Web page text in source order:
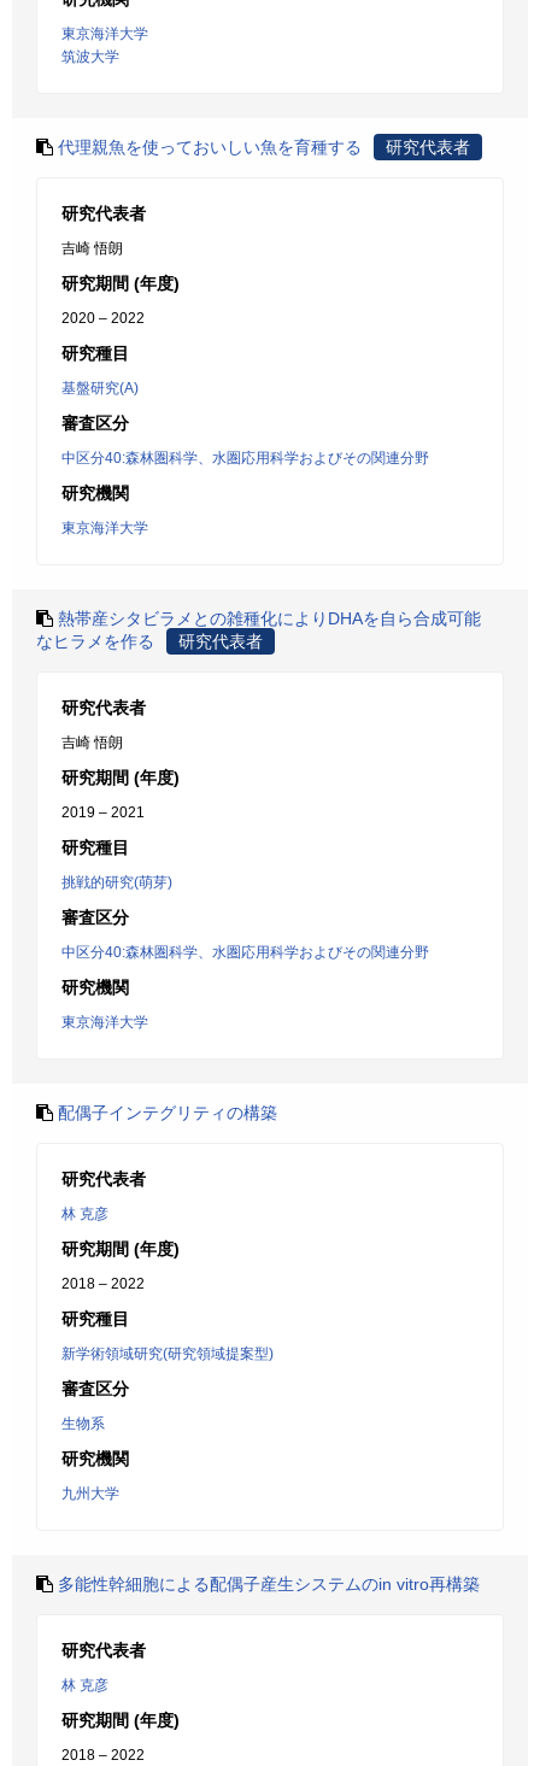
東京海洋大学
筑波大学
代理親魚を使っておいしい魚を育種する 研究代表者
研究代表者
吉崎 悟朗
研究期間 (年度)
2020 – 2022
研究種目
基盤研究(A)
審査区分
中区分40:森林圏科学、水圏応用科学およびその関連分野
研究機関
東京海洋大学
熱帯産シタビラメとの雑種化によりDHAを自ら合成可能
なヒラメを作る
研究代表者
研究代表者
吉崎 悟朗
研究期間 (年度)
2019 – 2021
研究種目
挑戦的研究(萌芽)
審査区分
中区分40:森林圏科学、水圏応用科学およびその関連分野
研究機関
東京海洋大学
配偶子インテグリティの構築
研究代表者
林 克彦
研究期間 (年度)
2018 – 2022
研究種目
新学術領域研究(研究領域提案型)
審査区分
生物系
研究機関
九州大学
多能性幹細胞による配偶子産生システムのin vitro再構築
研究代表者
林 克彦
研究期間 (年度)
2018 – 2022